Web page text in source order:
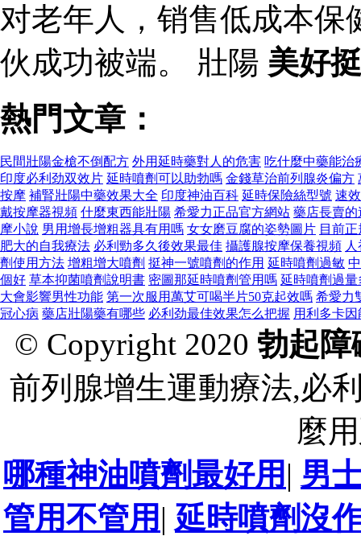
对老年人，销售低成本
伙成功被端。 壯陽 美好挺
熱門文章：
民間壯陽金槍不倒配方 外用延時藥對人的危害 吃什麼中藥能治
印度必利劲双效片 延時噴劑可以助勃嗎 金錢草治前列腺炎偏方
按摩 補腎壯陽中藥效果大全 印度神油百科 延時保險絲型號 速
戴按摩器視頻 什麼東西能壯陽 希愛力正品官方網站 藥店長賣
摩小說 男用增長增粗器具有用嗎 女女磨豆腐的姿勢圖片 目前
肥大的自我療法 必利勁多久後效果最佳 攝護腺按摩保養視頻
劑使用方法 增粗增大噴劑 挺神一號噴劑的作用 延時噴劑過敏
個好 草本抑菌噴劑說明書 密圖那延時噴劑管用嗎 延時噴劑過量
大會影響男性功能 第一次服用萬艾可喝半片50克起效嗎 希愛力
冠心病 藥店壯陽藥有哪些 必利劲最佳效果怎么把握 用利多卡
© Copyright 2020 勃起障
前列腺增生運動療法,必
麼
哪種神油噴劑最好用 | 男
管用不管用 | 延時噴劑沒